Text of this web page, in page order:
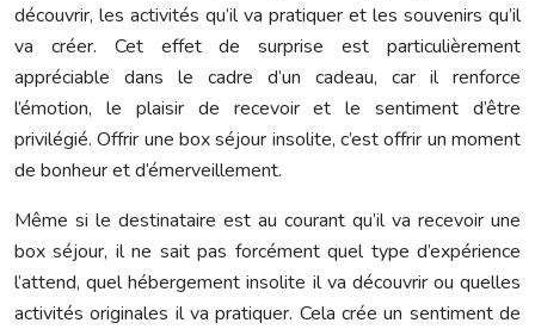
découvrir, les activités qu’il va pratiquer et les souvenirs qu’il
va créer. Cet effet de surprise est particulièrement
appréciable dans le cadre d’un cadeau, car il renforce
l’émotion, le plaisir de recevoir et le sentiment d’être
privilégié. Offrir une box séjour insolite, c’est offrir un moment
de bonheur et d’émerveillement.
Même si le destinataire est au courant qu’il va recevoir une
box séjour, il ne sait pas forcément quel type d’expérience
l’attend, quel hébergement insolite il va découvrir ou quelles
activités originales il va pratiquer. Cela crée un sentiment de